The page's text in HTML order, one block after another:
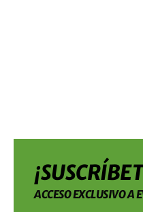
ACCESO EXCLUSIVO A